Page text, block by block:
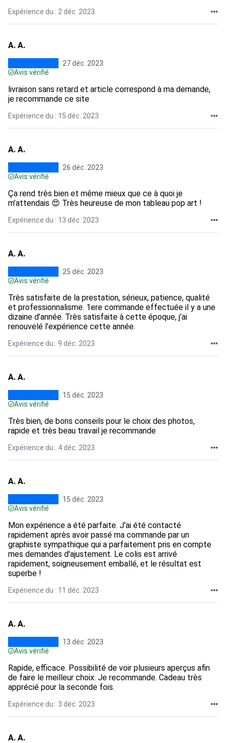
Expérience du : 2 déc. 2023
A. A.
27 déc. 2023
Avis vérifié
livraison sans retard et article correspond à ma demande,
je recommande ce site
Expérience du : 15 déc. 2023
A. A.
26 déc. 2023
Avis vérifié
Ça rend très bien et même mieux que ce à quoi je
m’attendais 😍 Très heureuse de mon tableau pop art !
Expérience du : 13 déc. 2023
A. A.
25 déc. 2023
Avis vérifié
Très satisfaite de la prestation, sérieux, patience, qualité
et professionnalisme. 1ere commande effectuée il y a une
dizaine d’année. Très satisfaite à cette époque, j’ai
renouvelé l’expérience cette année.
Expérience du : 9 déc. 2023
A. A.
15 déc. 2023
Avis vérifié
Très bien, de bons conseils pour le choix des photos,
rapide et très beau travail je recommande
Expérience du : 4 déc. 2023
A. A.
15 déc. 2023
Avis vérifié
Mon expérience a été parfaite. J'ai été contacté
rapidement après avoir passé ma commande par un
graphiste sympathique qui a parfaitement pris en compte
mes demandes d'ajustement. Le colis est arrivé
rapidement, soigneusement emballé, et le résultat est
superbe !
Expérience du : 11 déc. 2023
A. A.
13 déc. 2023
Avis vérifié
Rapide, efficace. Possibilité de voir plusieurs aperçus afin
de faire le meilleur choix. Je recommande. Cadeau très
apprécié pour la seconde fois.
Expérience du : 3 déc. 2023
A. A.